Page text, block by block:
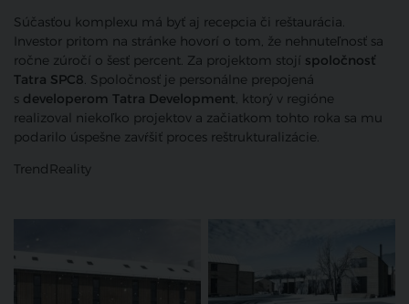
Súčasťou komplexu má byť aj recepcia či reštaurácia.
Investor pritom na stránke hovorí o tom, že nehnuteľnosť sa
ročne zúročí o šesť percent. Za projektom stojí spoločnosť
Tatra SPC8. Spoločnosť je personálne prepojená
s developerom Tatra Development, ktorý v regióne
realizoval niekoľko projektov a začiatkom tohto roka sa mu
podarilo úspešne zavŕšiť proces reštrukturalizácie.
TrendReality